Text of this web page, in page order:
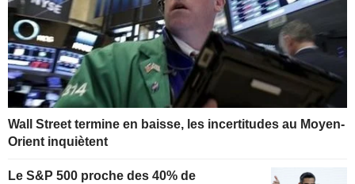
Wall Street termine en baisse, les incertitudes au Moyen-
Orient inquiètent
Le S&P 500 proche des 40% de